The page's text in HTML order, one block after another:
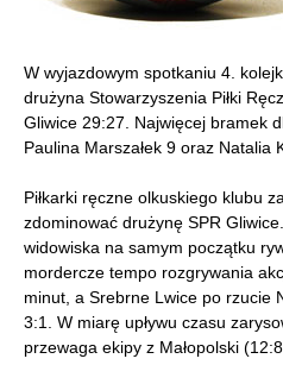
W wyjazdowym spotkaniu 4.
drużyna Stowarzyszenia Piłki
Gliwice 29:27. Najwięcej bramek
Paulina Marszałek 9 oraz Natalia
Piłkarki ręczne olkuskiego klubu
zdominować drużynę SPR
widowiska na samym początku
mordercze tempo rozgrywania
minut, a Srebrne Lwice po rzucie
3:1. W miarę upływu czasu
przewaga ekipy z Małopolski